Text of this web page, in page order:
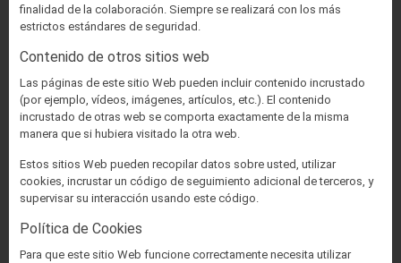
finalidad de la colaboración. Siempre se realizará con los más
estrictos estándares de seguridad.
Contenido de otros sitios web
Las páginas de este sitio Web pueden incluir contenido incrustado
(por ejemplo, vídeos, imágenes, artículos, etc.). El contenido
incrustado de otras web se comporta exactamente de la misma
manera que si hubiera visitado la otra web.
Estos sitios Web pueden recopilar datos sobre usted, utilizar
cookies, incrustar un código de seguimiento adicional de terceros, y
supervisar su interacción usando este código.
Política de Cookies
Para que este sitio Web funcione correctamente necesita utilizar